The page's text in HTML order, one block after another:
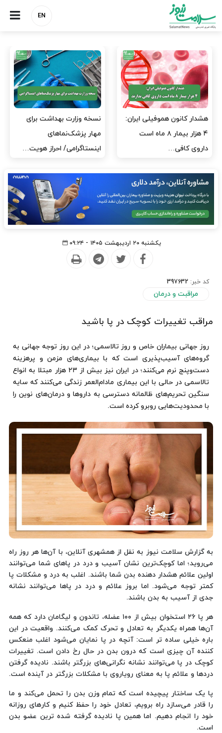
EN
مدیران پرستاری باید حامی
پرستاران باشند، نه عامل فشار
مدیریت سلامت، میدان
آزمون و خطا نیست
یکشنبه ۲۰ اردیبهشت ۱۴۰۵ - ۰۹:۲۴
کد خبر: 397632
مراقبت و درمان
مراقب تغییرات کوچک در پا باشید
روز جهانی بیماران خاص و روز تالاسمی؛ در این روز توجه جهانی به
گروه‌های آسیب‌پذیری است که با بیماری‌های مزمن و پرهزینه
دست‌وپنج نرم می‌کنند؛ در ایران نیز بیش از ۲۳ هزار مبتلا به انواع
تالاسمی در حالی با این بیماری مادام‌العمر زندگی می‌کنند که سایه
سنگین تحریم‌های ظالمانه دسترسی به داروها و درمان‌های نوین را
با محدودیت‌هایی روبرو کرده است.
به گزارش سلامت نیوز به نقل از همشهری آنلاین، با آن‌ها هر روز راه
می‌روید؛ اما کوچک‌ترین نشان آسیب و درد در پاهای شما می‌توانند
اولین علائم هشدار دهنده بدن شما باشند. اغلب به درد و مشکلات پا
کمتر توجه می‌شود. اما بروز علائم و درد در پاها می‌توانند نشانه
جدی از آسیب به بدن باشند.
هر پا ۲۶ استخوان بیش از ۱۰۰ عضله، تاندون و لیگامان دارد که همه
آن‌ها همراه یکدیگر به تعادل و تحرک کمک می‌کنند. واقعیت در این
باره خیلی ساده تر است: آنچه در پا نمایان می‌شود اغلب منعکس
کننده آن چیزی است که درون بدن در حال رخ دادن است. تغییرات
کوچک در پا می‌توانند نشانه نگرانی‌های بزرگتر باشند. نادیده گرفتن
دردها و علائم پا به معنای رویاروی با مشکلات بزرگتر در آینده است.
پا یک ساختار پیچیده است که تمام وزن بدن را تحمل می‌کند و ما
را قادر می‌سازد راه برویم، تعادل خود را حفظ کنیم و کارهای روزانه
خود را انجام دهیم. اما همین پا نادیده گرفته شده ترین عضو بدن
است.